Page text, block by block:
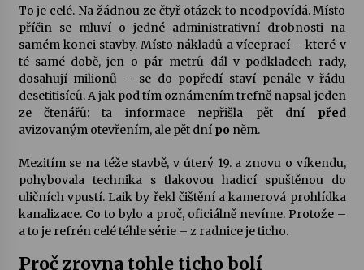
To je celé. Na žádnou ze čtyř otázek to neodpovídá. Místo
příčin se mluví o jedné administrativní drobnosti na
samém konci stavby. Místo nákladů a víceprací – které v
té samé době, jen o pár metrů dál v podkladech rady,
dosahují milionů – se do popředí staví penále v řádu
desetitisíců. A jak pod tím oznámením trefně napsal jeden
ze čtenářů: ta informace nepřišla pět dní před
avizovaným otevřením, ale pět dní po něm.
Mezitím se na téže stavbě, v úterý 19. a znovu o víkendu,
pohybovala technika s tlakovou hadicí spuštěnou do
uličních vpustí. Laik by řekl čištění a kamerová prohlídka
kanalizace. Co to bylo a proč, oficiálně nevíme. Protože –
a to je refrén celé téhle série – z radnice je ticho.
Proč zrovna tohle ticho bolí